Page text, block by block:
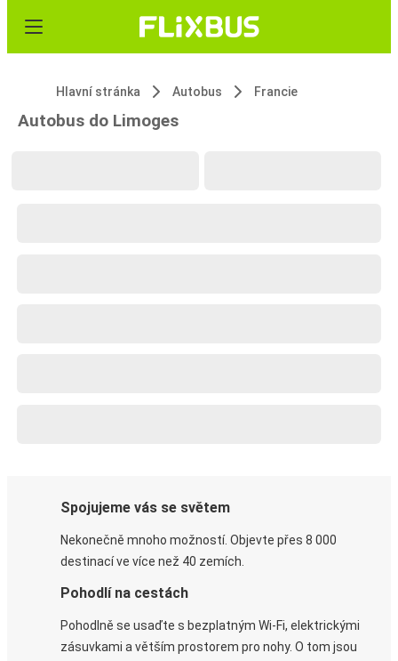
Hlavní stránka Autobus Francie
Autobus do Limoges
Spojujeme vás se světem
Nekonečně mnoho možností. Objevte přes 8 000
destinací ve více než 40 zemích.
Pohodlí na cestách
Pohodlně se usaďte s bezplatným Wi-Fi, elektrickými
zásuvkami a větším prostorem pro nohy. O tom jsou